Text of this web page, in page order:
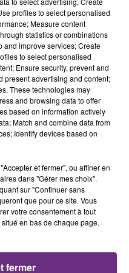
profiles to select personalised
Measure content
statistics or combinations
and improve services; Create
to select personalised
Ensure security, prevent and
present advertising and content;
These technologies may
and browsing data to offer
based on information actively
Match and combine data from
Identify devices based on
et fermer", ou affiner en
dans "Gérer mes choix".
sur "Continuer sans
que pour ce site. Vous
votre consentement à tout
en bas de chaque page.
fermer